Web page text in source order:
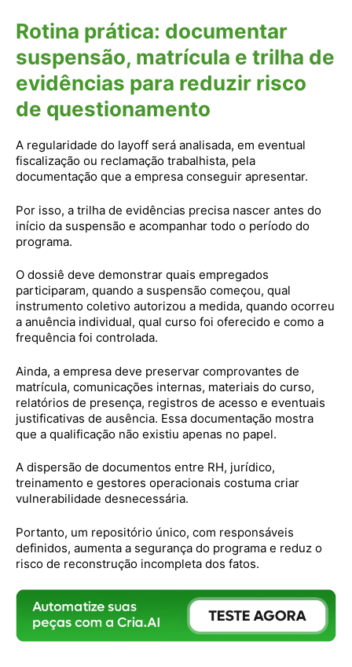
Rotina prática: documentar
suspensão, matrícula e trilha de
evidências para reduzir risco
de questionamento
A regularidade do layoff será analisada, em eventual
fiscalização ou reclamação trabalhista, pela
documentação que a empresa conseguir apresentar.
Por isso, a trilha de evidências precisa nascer antes do
início da suspensão e acompanhar todo o período do
programa.
O dossiê deve demonstrar quais empregados
participaram, quando a suspensão começou, qual
instrumento coletivo autorizou a medida, quando ocorreu
a anuência individual, qual curso foi oferecido e como a
frequência foi controlada.
Ainda, a empresa deve preservar comprovantes de
matrícula, comunicações internas, materiais do curso,
relatórios de presença, registros de acesso e eventuais
justificativas de ausência. Essa documentação mostra
que a qualificação não existiu apenas no papel.
A dispersão de documentos entre RH, jurídico,
treinamento e gestores operacionais costuma criar
vulnerabilidade desnecessária.
Portanto, um repositório único, com responsáveis
definidos, aumenta a segurança do programa e reduz o
risco de reconstrução incompleta dos fatos.